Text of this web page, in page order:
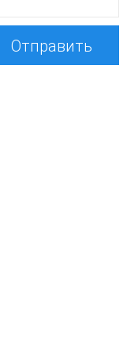
Отправить